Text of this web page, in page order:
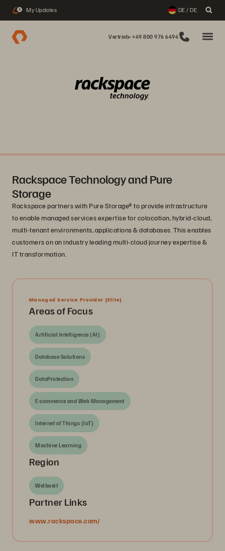
2 My Updates DE / DE
Vertrieb: +49 800 976 6494
Rackspace Technology and Pure
Storage
Rackspace partners with Pure Storage® to provide infrastructure
to enable managed services expertise for colocation, hybrid-cloud,
multi-tenant environments, applications & databases. This enables
customers on an industry leading multi-cloud journey expertise &
IT transformation.
Managed Service Provider [Elite]
Areas of Focus
Artificial Intelligence (AI)
Database Solutions
DataProtection
E-commerce and Web Management
Internet of Things (IoT)
Machine Learning
Region
Weltweit
Partner Links
www.rackspace.com/